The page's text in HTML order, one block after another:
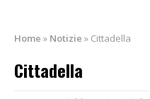
Home » Notizie » Cittadella
Cittadella